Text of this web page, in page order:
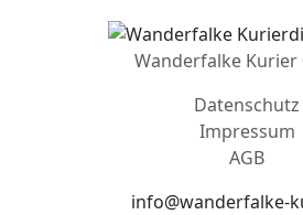
Wanderfalke Kurier
Datenschutz
Impressum
AGB
info@wanderfalke-